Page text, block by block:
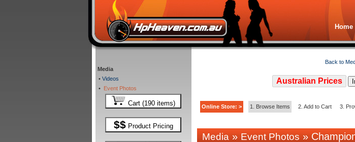
Home
Media
•Videos
•Event Photos
Cart (190 items)
$$Product Pricing
Back to
Australian Prices
Online Store: > 1. Browse Items 2. Add to Cart 3.
Media»Event Photos»